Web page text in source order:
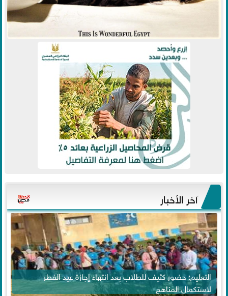
آخر الأخبار
التعليم: حضور كثيف للطلاب بعد انتهاء إجازة عيد الفطر
لاستكمال المناهج